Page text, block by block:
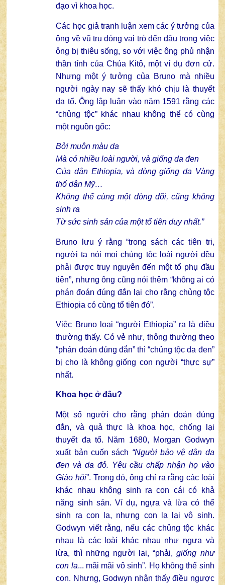
đạo vì khoa học.
Các học giả tranh luận xem các ý tưởng của
ông về vũ trụ đóng vai trò đến đâu trong việc
ông bị thiêu sống, so với việc ông phủ nhận
thần tính của Chúa Kitô, một ví dụ đơn cử.
Nhưng một ý tưởng của Bruno mà nhiều
người ngày nay sẽ thấy khó chịu là thuyết
đa tổ. Ông lập luận vào năm 1591 rằng các
“chủng tộc” khác nhau không thể có cùng
một nguồn gốc:
Bởi muôn màu da
Mà có nhiều loài người, và giống da đen
Của dân Ethiopia, và dòng giống da Vàng
thổ dân Mỹ…
Không thể cùng một dòng dõi, cũng không
sinh ra
Từ sức sinh sản của một tổ tiên duy nhất.”
Bruno lưu ý rằng “trong sách các tiên tri,
người ta nói mọi chủng tộc loài người đều
phải được truy nguyên đến một tổ phụ đầu
tiên”, nhưng ông cũng nói thêm “không ai có
phán đoán đúng đắn lại cho rằng chủng tộc
Ethiopia có cùng tổ tiên đó”.
Việc Bruno loại “người Ethiopia” ra là điều
thường thấy. Có vẻ như, thông thường theo
“phán đoán đúng đắn” thì “chủng tộc da đen”
bị cho là không giống con người “thực sự”
nhất.
Khoa học ở đâu?
Một số người cho rằng phán đoán đúng
đắn, và quả thực là khoa học, chống lại
thuyết đa tổ. Năm 1680, Morgan Godwyn
xuất bản cuốn sách “Người bảo vệ dân da
đen và da đỏ. Yêu cầu chấp nhận họ vào
Giáo hội”. Trong đó, ông chỉ ra rằng các loài
khác nhau không sinh ra con cái có khả
năng sinh sản. Ví dụ, ngựa và lừa có thể
sinh ra con la, nhưng con la lại vô sinh.
Godwyn viết rằng, nếu các chủng tộc khác
nhau là các loài khác nhau như ngựa và
lừa, thì những người lai, “phải,giống như
con la... mãi mãi vô sinh”. Họ không thể sinh
con. Nhưng, Godwyn nhận thấy điều ngược